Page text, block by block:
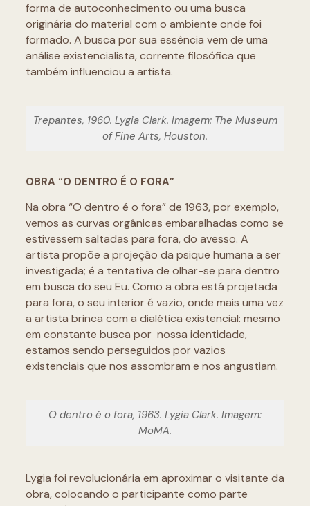
forma de autoconhecimento ou uma busca
originária do material com o ambiente onde foi
formado. A busca por sua essência vem de uma
análise existencialista, corrente filosófica que
também influenciou a artista.
Trepantes, 1960. Lygia Clark. Imagem: The Museum
of Fine Arts, Houston.
OBRA “O DENTRO É O FORA”
Na obra “O dentro é o fora” de 1963, por exemplo,
vemos as curvas orgânicas embaralhadas como se
estivessem saltadas para fora, do avesso. A
artista propõe a projeção da psique humana a ser
investigada; é a tentativa de olhar-se para dentro
em busca do seu Eu. Como a obra está projetada
para fora, o seu interior é vazio, onde mais uma vez
a artista brinca com a dialética existencial: mesmo
em constante busca por nossa identidade,
estamos sendo perseguidos por vazios
existenciais que nos assombram e nos angustiam.
O dentro é o fora, 1963. Lygia Clark. Imagem:
MoMA.
Lygia foi revolucionária em aproximar o visitante da
obra, colocando o participante como parte